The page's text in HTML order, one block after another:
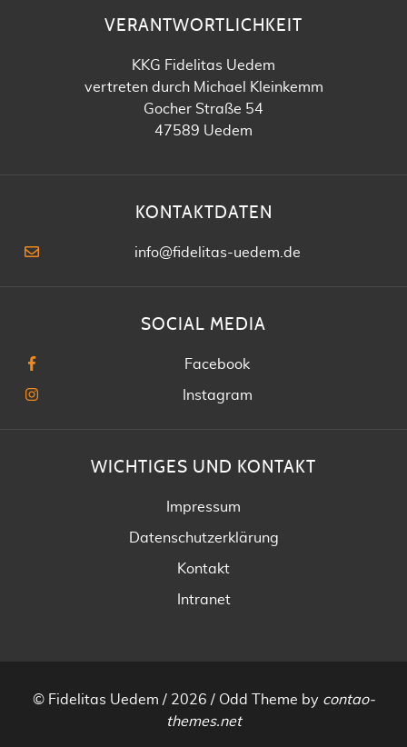
VERANTWORTLICHKEIT
KKG Fidelitas Uedem
vertreten durch Michael Kleinkemm
Gocher Straße 54
47589 Uedem
KONTAKTDATEN
info@fidelitas-uedem.de
SOCIAL MEDIA
Facebook
Instagram
WICHTIGES UND KONTAKT
Impressum
Datenschutzerklärung
Kontakt
Intranet
© Fidelitas Uedem / 2026 / Odd Theme by contao-
themes.net